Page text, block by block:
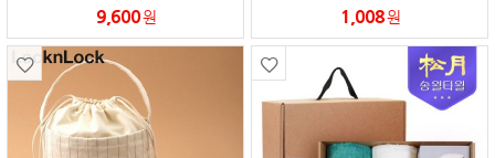
9,600원 1,008원